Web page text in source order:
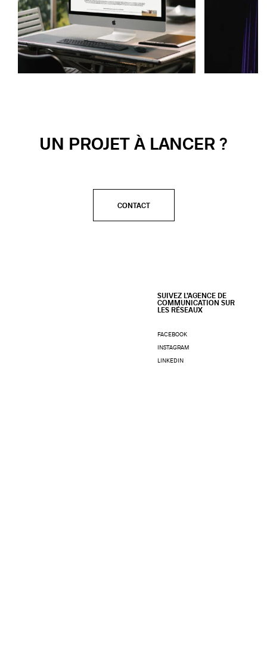
UN PROJET À LANCER ?
CONTACT
SUIVEZ L’AGENCE DE
COMMUNICATION SUR
LES RÉSEAUX
FACEBOOK
INSTAGRAM
LINKEDIN